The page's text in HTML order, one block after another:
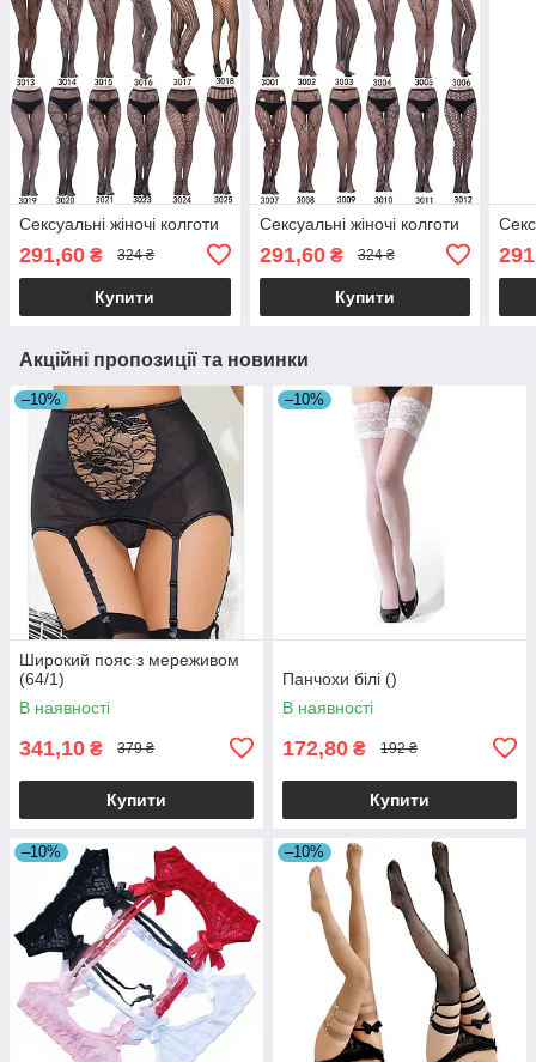
Сексуальні жіночі колготи
291,60 ₴ 324 ₴
Купити
Сексуальні жіночі колготи
291,60₴ 324 ₴
Купити
Акційні пропозиції та новинки
–10%
Широкий пояс з мереживом
(64/1)
В наявності
341,10 ₴ 379 ₴
Купити
–10%
Панчохи білі ()
В наявності
172,80 ₴ 192 ₴
Купити
–10% –10%